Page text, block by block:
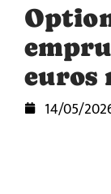
euros
14/05/